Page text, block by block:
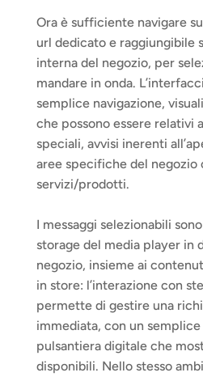
Ora è sufficiente navigare
url dedicato e raggiungibile
interna del negozio, per
mandare in onda.
semplice navigazione,
che possono essere relativi
speciali, avvisi inerenti
aree specifiche del negozio
servizi/prodotti.
I messaggi selezionabili
storage del media player in
negozio, insieme ai
in store: l’interazione con
permette di gestire una
immediata, con un
pulsantiera digitale che
disponibili. Nello stesso